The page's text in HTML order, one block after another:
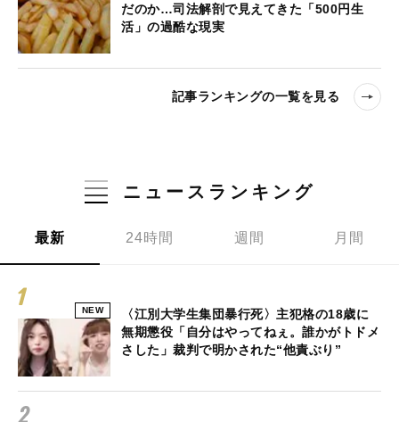
だのか…司法解剖で見えてきた「500円生
活」の過酷な現実
記事ランキングの一覧を見る
ニュースランキング
最新 24時間 週間 月間
NEW
〈江別大学生集団暴行死〉主犯格の18歳に
無期懲役「自分はやってねぇ。誰かがトドメ
さした」裁判で明かされた“他責ぶり”